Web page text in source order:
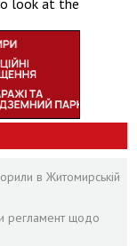
в Житомирській
регламент щодо